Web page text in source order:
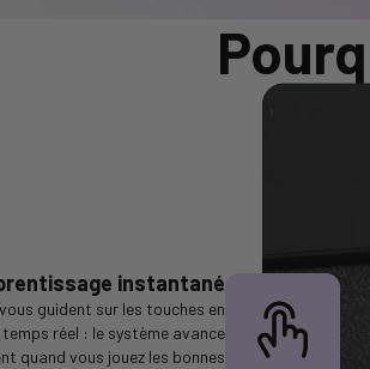
instantané
guident sur les touches en
temps réel : le système avance
quand vous jouez les bonnes